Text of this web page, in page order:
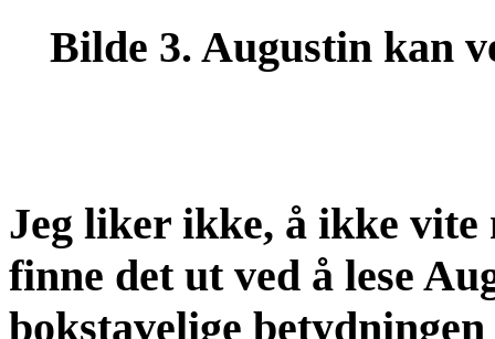
Bilde 3. Augustin kan
Jeg liker ikke, å ikke vite
finne det ut ved å lese
bokstavelige